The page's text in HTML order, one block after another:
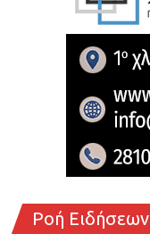
Ροή Ειδήσεων